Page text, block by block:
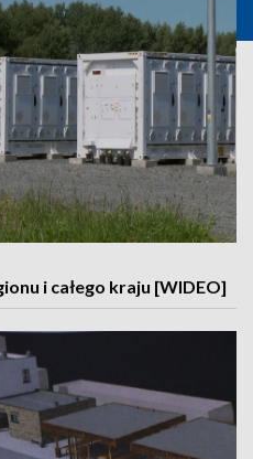
i całego kraju [WIDEO]